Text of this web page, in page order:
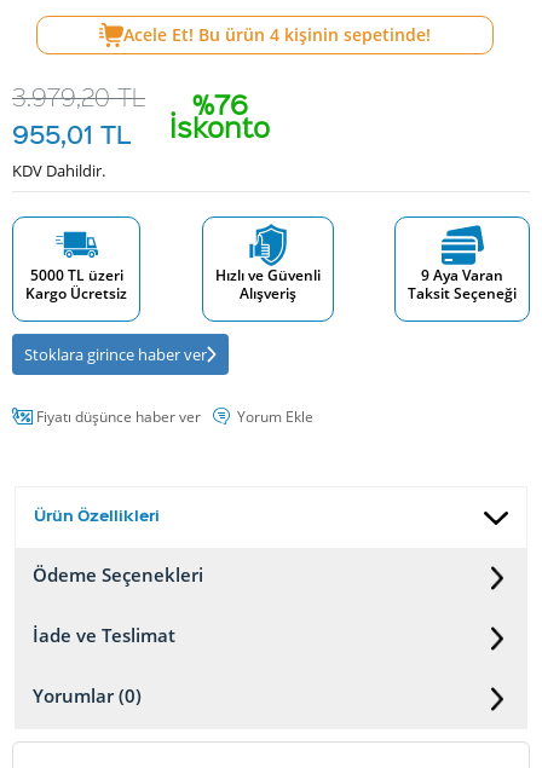
Acele Et! Bu ürün 4 kişinin sepetinde!
%76
İskonto
3.979,20TL
955,01 TL
KDV Dahildir.
5000 TL üzeri
Kargo Ücretsiz
Hızlı ve Güvenli
Alışveriş
9 Aya Varan
Taksit Seçeneği
Stoklara girince haber ver
Fiyatı düşünce haber ver Yorum Ekle
Ürün Özellikleri
Ödeme Seçenekleri
İade ve Teslimat
Yorumlar (0)